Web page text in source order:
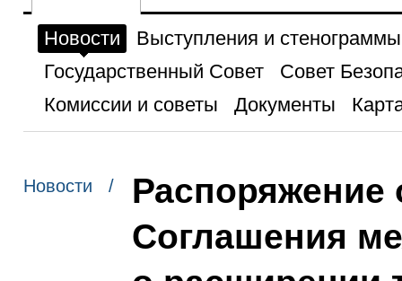
Новости
Выступления и стенограммы
Государственный Совет
Совет
Комиссии и советы
Документы
Новости /
Распоряжение
Соглашения